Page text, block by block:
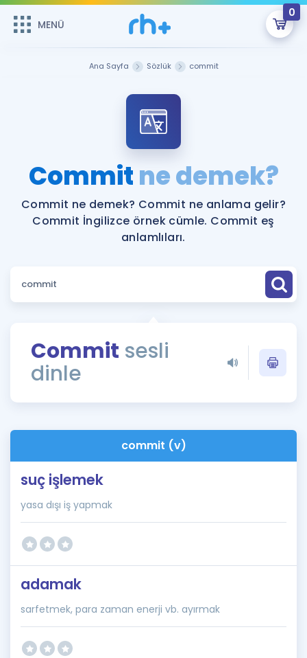
MENÜ
0
ÜYE DEĞİLİM
Sepetin Şu An Boş.
Remzi Hoca ile seni sınava hazırlayacak onlarca eğitim seni
bekliyor!
MENÜ
Faydalı Araçlar
Sözlük
Rehberlik Aracı
ÖSYM Sınav Takvimi
İngilizce Gramer
Hakkımızda
Ana Sayfa Sözlük commit
Commitne demek?
Commit ne demek? Commit ne anlama gelir?
Commit İngilizce örnek cümle. Commit eş
anlamlıları.
Commit sesli
dinle
commit (v)
suç işlemek
yasa dışı iş yapmak
adamak
sarfetmek, para zaman enerji vb. ayırmak